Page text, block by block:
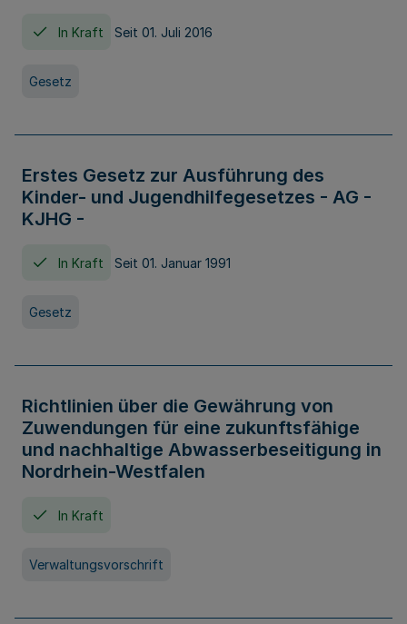
In Kraft Seit 01. Juli 2016
Gesetz
Erstes Gesetz zur Ausführung des
Kinder- und Jugendhilfegesetzes - AG -
KJHG -
In Kraft Seit 01. Januar 1991
Gesetz
Richtlinien über die Gewährung von
Zuwendungen für eine zukunftsfähige
und nachhaltige Abwasserbeseitigung in
Nordrhein-Westfalen
In Kraft
Verwaltungsvorschrift